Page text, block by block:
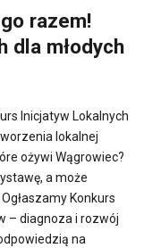
razem!
dla młodych
Inicjatyw Lokalnych
lokalnej
ożywi Wągrowiec?
a może
Konkurs
– diagnoza i rozwój
na